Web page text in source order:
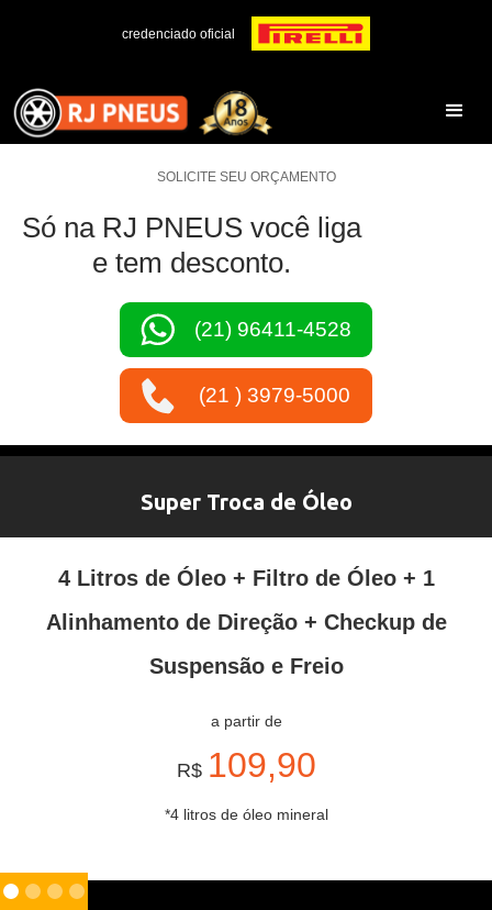
credenciado oficial
SOLICITE SEU ORÇAMENTO
Só na RJ PNEUS você liga
e tem desconto.
(21) 96411-4528
(21 ) 3979-5000
Super Troca de Óleo
4 Litros de Óleo + Filtro de Óleo + 1
Alinhamento de Direção + Checkup de
Suspensão e Freio
a partir de
R$ 109,90
*4 litros de óleo mineral